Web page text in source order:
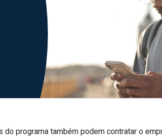
programa também podem contratar o